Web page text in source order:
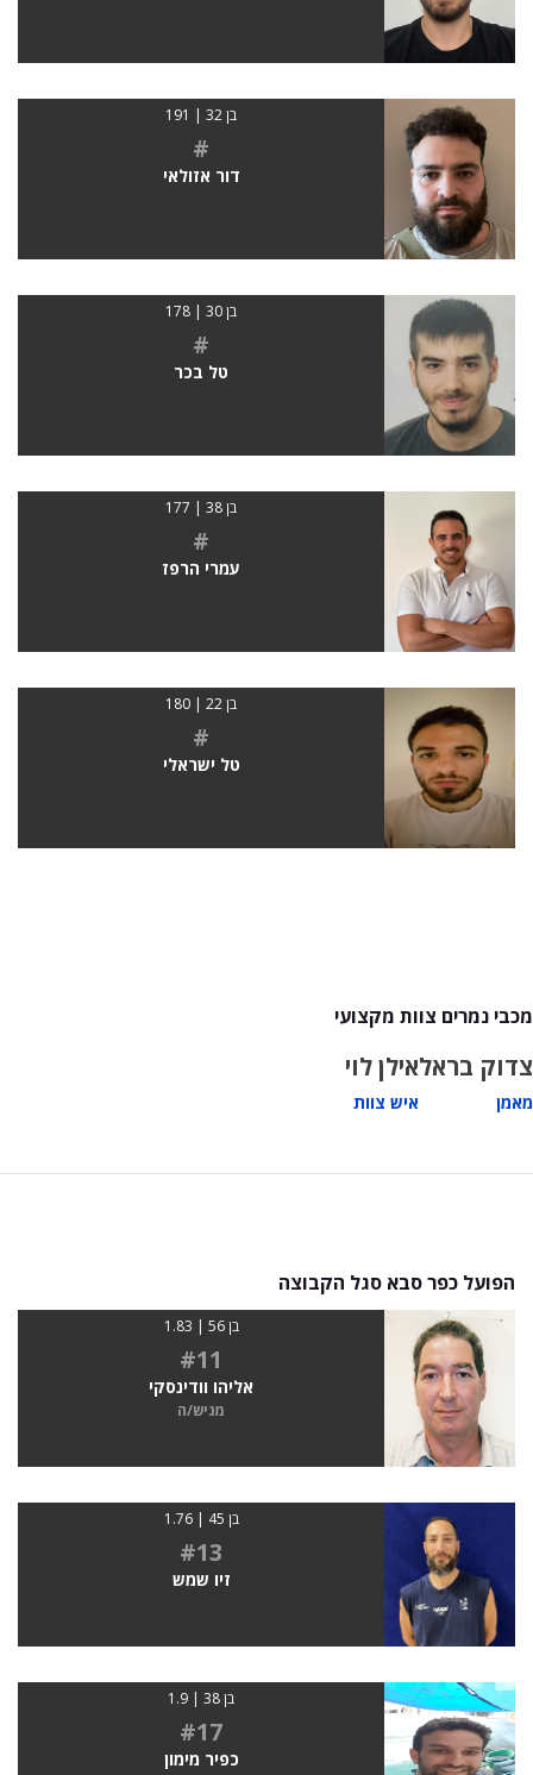
בן 32 | 191
#
דור אזולאי
בן 30 | 178
#
טל בכר
בן 38 | 177
#
עמרי הרפז
בן 22 | 180
#
טל ישראלי
מכבי נמרים צוות מקצועי
צדוק בראל
מאמן
אילן לוי
איש צוות
הפועל כפר סבא סגל הקבוצה
בן 56 | 1.83
#11
אליהו וודינסקי
מגיש/ה
בן 45 | 1.76
#13
זיו שמש
בן 38 | 1.9
#17
כפיר מימון